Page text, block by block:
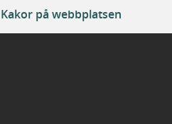
Kakor på webbplatsen